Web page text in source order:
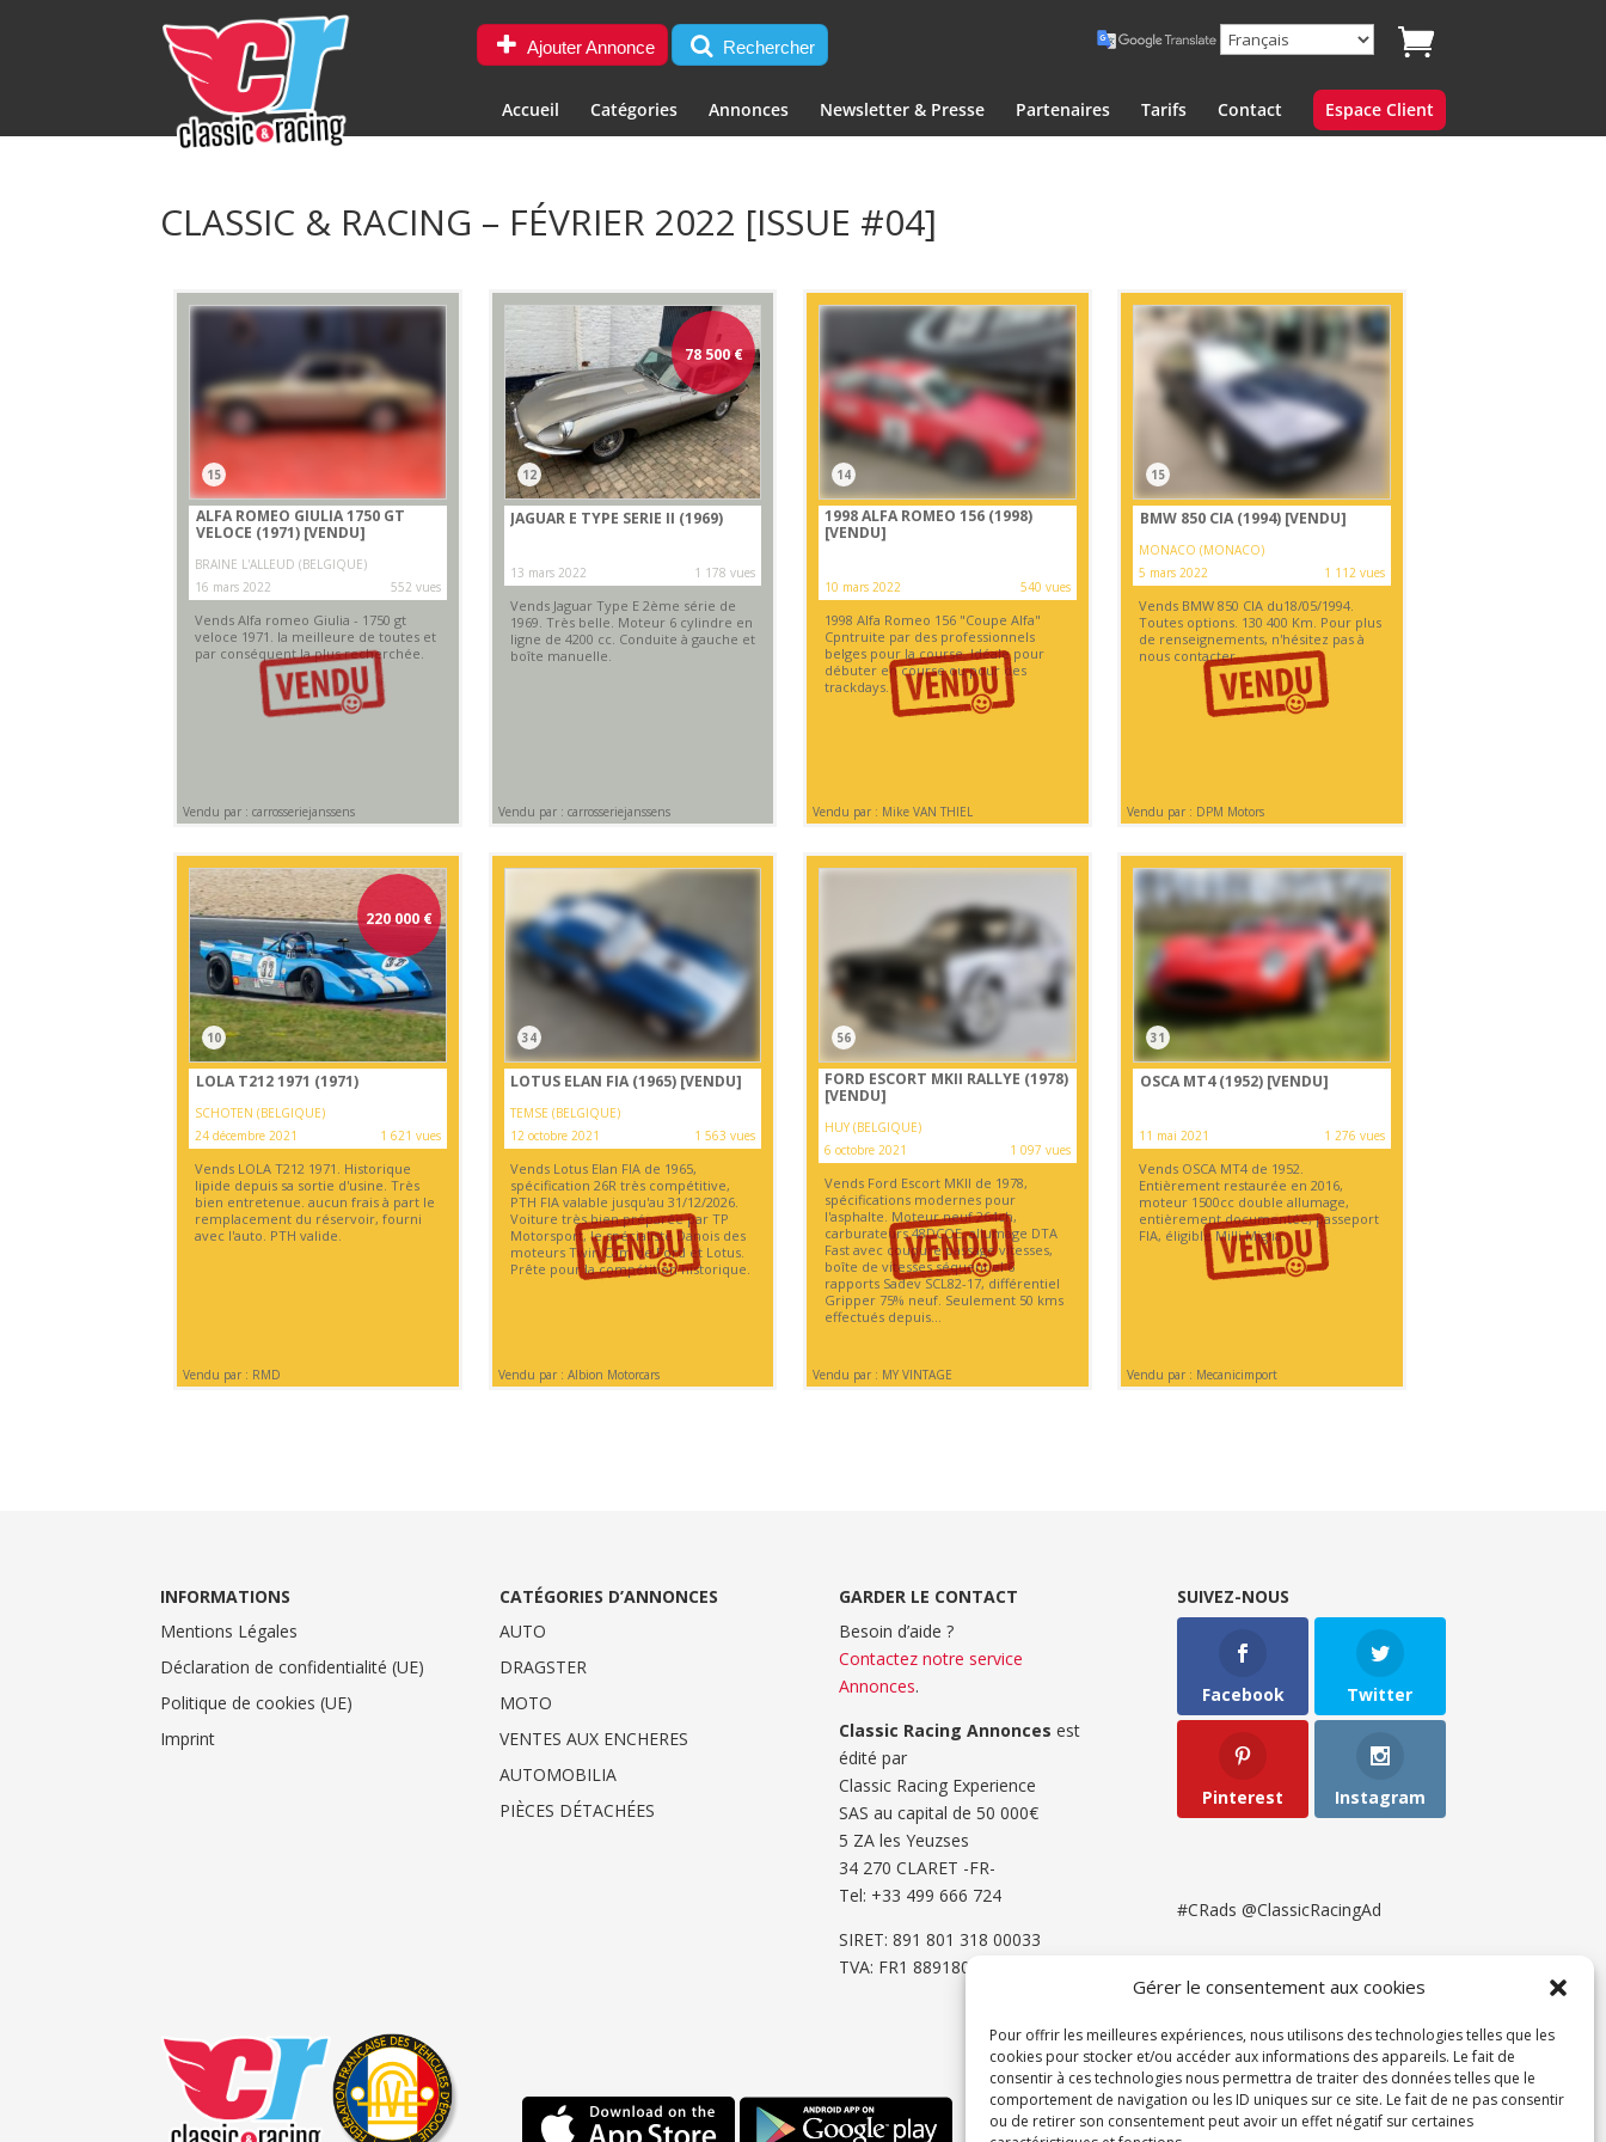
Gérer le consentement aux cookies
Pour offrir les meilleures expériences, nous utilisons des technologies telles que les
cookies pour stocker et/ou accéder aux informations des appareils. Le fait de
consentir à ces technologies nous permettra de traiter des données telles que le
comportement de navigation ou les ID uniques sur ce site. Le fait de ne pas consentir
ou de retirer son consentement peut avoir un effet négatif sur certaines
Ajouter Annonce Rechercher
Accueil Catégories Annonces Newsletter & Presse Partenaires Tarifs Contact Espace Client
CLASSIC & RACING – FÉVRIER 2022 [ISSUE #04]
15
ALFA ROMEO GIULIA 1750 GT
VELOCE (1971) [VENDU]
BRAINE L'ALLEUD (BELGIQUE)
16 mars 2022
552 vues
Vends Alfa romeo Giulia - 1750 gt
veloce 1971. la meilleure de toutes et
par conséquent la plus recherchée.
Vendu par : carrosseriejanssens
78 500€
12
JAGUAR E TYPE SERIE II (1969)
13 mars 2022 1 178 vues
Vends Jaguar Type E 2ème série de
1969. Très belle. Moteur 6 cylindre en
ligne de 4200 cc. Conduite à gauche et
boîte manuelle.
Vendu par : carrosseriejanssens
14
1998 ALFA ROMEO 156 (1998)
[VENDU]
10 mars 2022 540 vues
1998 Alfa Romeo 156 "Coupe Alfa"
Cpntruite par des professionnels
belges pour la course. Idéale pour
débuter en course ou pour des
trackdays.
Vendu par : Mike VAN THIEL
15
BMW 850 CIA (1994) [VENDU]
MONACO (MONACO)
5 mars 2022
1 112 vues
Vends BMW 850 CIA du18/05/1994.
Toutes options. 130 400 Km. Pour plus
de renseignements, n'hésitez pas à
nous contacter.
Vendu par : DPM Motors
220 000 €
10
LOLA T212 1971 (1971)
SCHOTEN (BELGIQUE)
24 décembre 2021
1 621 vues
Vends LOLA T212 1971. Historique
lipide depuis sa sortie d'usine. Très
bien entretenue. aucun frais à part le
remplacement du réservoir, fourni
avec l'auto. PTH valide.
Vendu par : RMD
34
LOTUS ELAN FIA (1965) [VENDU]
TEMSE (BELGIQUE)
12 octobre 2021
1 563 vues
Vends Lotus Elan FIA de 1965,
spécification 26R très compétitive,
PTH FIA valable jusqu'au 31/12/2026.
Voiture très bien préparée par TP
Motorsport, le spécialiste Danois des
moteurs Twin Cam de Ford et Lotus.
Prête pour la compétition historique.
Vendu par : Albion Motorcars
56
FORD ESCORT MKII RALLYE (1978)
[VENDU]
HUY (BELGIQUE)
6 octobre 2021
1 097 vues
Vends Ford Escort MKII de 1978,
spécifications modernes pour
l'asphalte. Moteur neuf 264ch,
carburateurs 48DCOE, allumage DTA
Fast avec coupure passage vitesses,
boîte de vitesses séquentiel 6
rapports Sadev SCL82-17, différentiel
Gripper 75% neuf. Seulement 50 kms
effectués depuis...
Vendu par : MY VINTAGE
31
OSCA MT4 (1952) [VENDU]
11 mai 2021 1 276 vues
Vends OSCA MT4 de 1952.
Entièrement restaurée en 2016,
moteur 1500cc double allumage,
entièrement documentée, passeport
FIA, éligible Milli Miglia.
Vendu par : Mecanicimport
INFORMATIONS
Mentions Légales
Déclaration de confidentialité (UE)
Politique de cookies (UE)
Imprint
CATÉGORIES D’ANNONCES
AUTO
DRAGSTER
MOTO
VENTES AUX ENCHERES
AUTOMOBILIA
PIÈCES DÉTACHÉES
GARDER LE CONTACT
Besoin d’aide ?
Contactez notre service
Annonces.
Classic Racing Annonces est
édité par
Classic Racing Experience
SAS au capital de 50 000€
5 ZA les Yeuzses
34 270 CLARET -FR-
Tel: ‭+33 499 666 724‬
SIRET: 891 801 318 00033
TVA: FR1 8891801318
SUIVEZ-NOUS
Facebook Twitter
Pinterest Instagram
#CRads @ClassicRacingAd